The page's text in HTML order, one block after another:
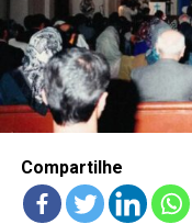
Compartilhe